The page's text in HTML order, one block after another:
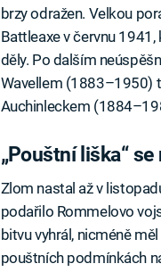
brzy odražen. Velkou
Battleaxe v červnu
děly. Po dalším
Wavellem (1883–1950)
Auchinleckem
„Pouštní liška“
Zlom nastal až v
podařilo Rommelovo
bitvu vyhrál, nicméně
pouštních podmínkách